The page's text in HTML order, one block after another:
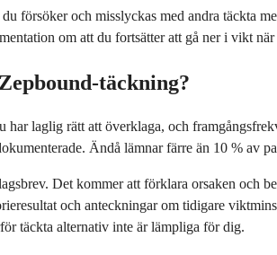
försöker och misslyckas med andra
om att du fortsätter att gå ner i vikt
täckning?
laglig rätt att överklaga, och
Ändå lämnar färre än 10 % av
Det kommer att förklara orsaken och
och anteckningar om tidigare
täckta alternativ inte är lämpliga för dig.